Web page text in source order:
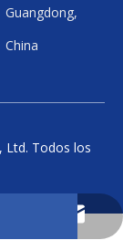
Guangdong,
China
Ltd. Todos los